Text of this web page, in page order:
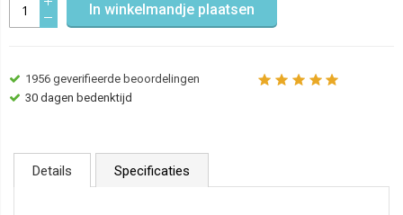
In winkelmandje plaatsen
1956 geverifieerde beoordelingen
30 dagen bedenktijd
Details Specificaties